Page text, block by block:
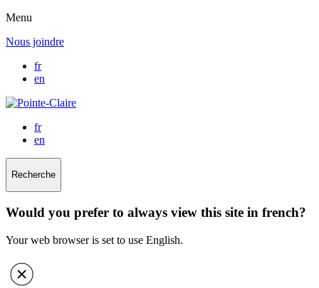
Menu
Nous joindre
fr
en
fr
en
Recherche
Would you prefer to always view this site in french?
Your web browser is set to use English.